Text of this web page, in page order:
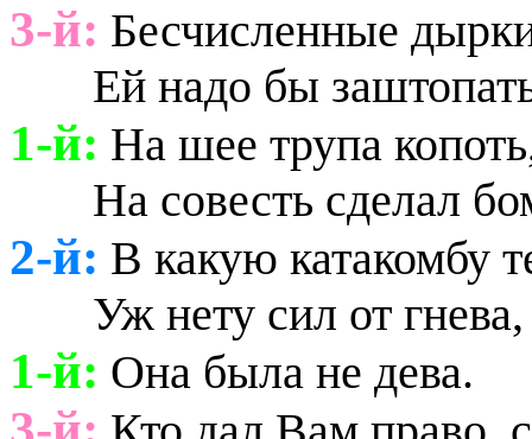
3-й: Бесчисленные
Ей надо бы заштопать,
1-й: На шее трупа
На совесть сделал
2-й: В какую катакомбу
Уж нету сил от гнева,
1-й: Она была не дева.